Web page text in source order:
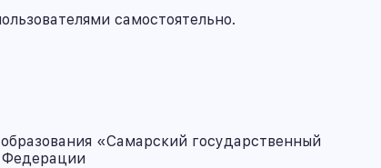
самостоятельно.
«Самарский государственный
Федерации